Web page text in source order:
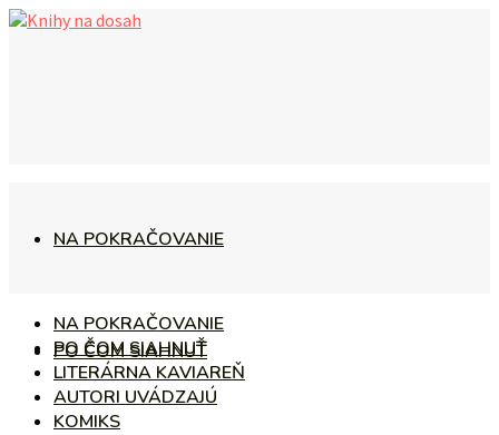
NA POKRAČOVANIE
PO ČOM SIAHNUŤ
NA POKRAČOVANIE
PO ČOM SIAHNUŤ
LITERÁRNA KAVIAREŇ
AUTORI UVÁDZAJÚ
KOMIKS